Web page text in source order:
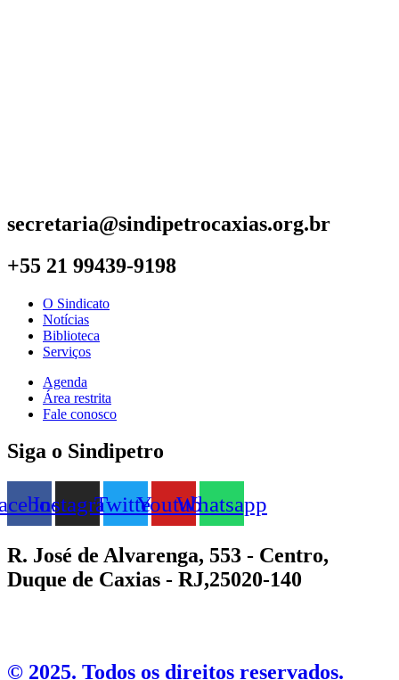
secretaria@sindipetrocaxias.org.br
+55 21 99439-9198
O Sindicato
Notícias
Biblioteca
Serviços
Agenda
Área restrita
Fale conosco
Siga o Sindipetro
InstagramTwitterYoutubeWhatsapp
R. José de Alvarenga, 553 - Centro,
Duque de Caxias - RJ,25020-140
©️ 2025. Todos os direitos reservados.